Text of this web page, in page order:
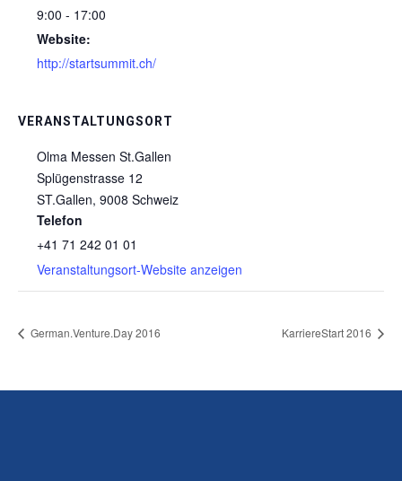
9:00 - 17:00
Website:
http://startsummit.ch/
VERANSTALTUNGSORT
Olma Messen St.Gallen
Splügenstrasse 12
ST.Gallen, 9008 Schweiz
Telefon
+41 71 242 01 01
Veranstaltungsort-Website anzeigen
German.Venture.Day 2016 KarriereStart 2016